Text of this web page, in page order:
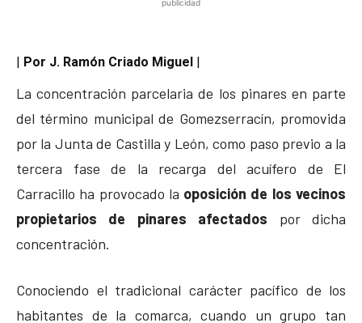
publicidad
| Por J. Ramón Criado Miguel |
La concentración parcelaria de los pinares en parte
del término municipal de Gomezserracín, promovida
por la Junta de Castilla y León, como paso previo a la
tercera fase de la recarga del acuífero de El
Carracillo ha provocado la oposición de los vecinos
propietarios de pinares afectados por dicha
concentración.
Conociendo el tradicional carácter pacífico de los
habitantes de la comarca, cuando un grupo tan